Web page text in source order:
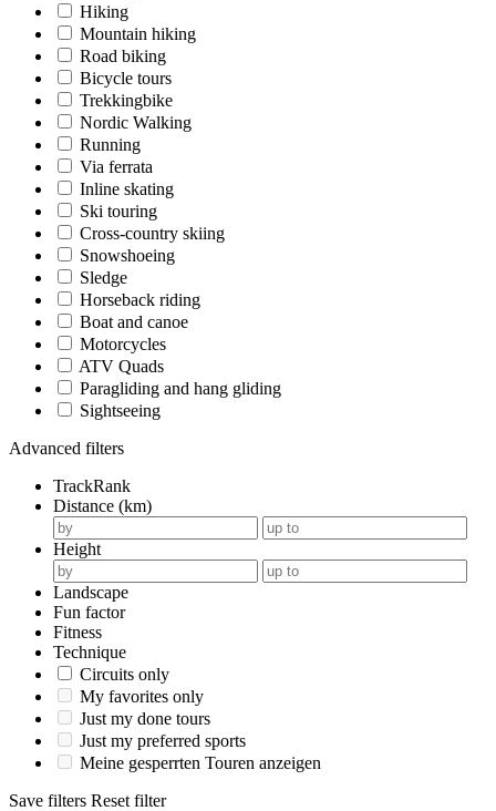
Hiking
Mountain hiking
Road biking
Bicycle tours
Trekkingbike
Nordic Walking
Running
Via ferrata
Inline skating
Ski touring
Cross-country skiing
Snowshoeing
Sledge
Horseback riding
Boat and canoe
Motorcycles
ATV Quads
Paragliding and hang gliding
Sightseeing
Advanced filters
TrackRank
Distance (km)
Height
Landscape
Fun factor
Fitness
Technique
Circuits only
My favorites only
Just my done tours
Just my preferred sports
Meine gesperrten Touren anzeigen
Save filters Reset filter